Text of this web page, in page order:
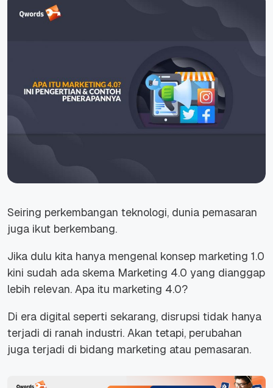
Seiring perkembangan teknologi, dunia pemasaran
juga ikut berkembang.
Jika dulu kita hanya mengenal konsep marketing 1.0
kini sudah ada skema Marketing 4.0 yang dianggap
lebih relevan. Apa itu marketing 4.0?
Di era digital seperti sekarang, disrupsi tidak hanya
terjadi di ranah industri. Akan tetapi, perubahan
juga terjadi di bidang marketing atau pemasaran.